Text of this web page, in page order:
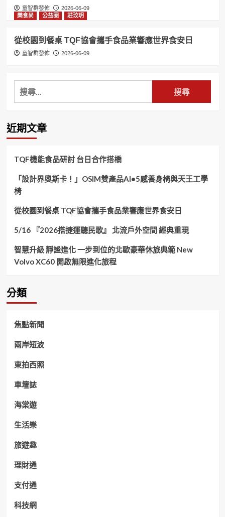
童智群發佈
2026-06-09
樂食尚
公益圈 莊玟玥
從校園到餐桌 TQF協會攜手食品業響應世界食安日
童智群發佈 2026-06-09
搜
尋
鍵
字:
近期文章
TQF機能食品研討 台日合作搭橋
「設計界奧斯卡！」OSIM雙產品AI•5感養身椅與天王工學
椅
從校園到餐桌 TQF協會攜手食品業響應世界食安日
5/16 『2026搭捷運聽民歌』 北流戶外空間 經典重現
智慧升級 靜謐進化 一步到位的北歐豪華休旅典範 New
Volvo XC60 開啟無限進化旅程
分類
焦點新聞
兩岸短波
東拍西照
車壇誌
海棠遊
生活樂
旅遊趣
理財通
支付通
科技網